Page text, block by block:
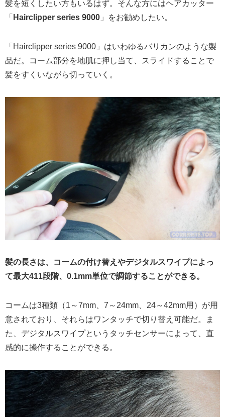
髪を短くしたい方もいるはず。そんな方にはヘアカッター
「 Hairclipper series 9000 」をお勧めしたい。
「Hairclipper series 9000」はいわゆるバリカンのような製
品だ。コーム部分を地肌に押し当て、スライドすることで
髪をすくいながら切っていく。
髪の長さは、コームの付け替えやデジタルスワイプによっ
て最大411段階、0.1mm単位で調節することができる。
コームは3種類（1～7mm、7～24mm、24～42mm用）が用
意されており、それらはワンタッチで切り替え可能だ。ま
た、デジタルスワイプというタッチセンサーによって、直
感的に操作することができる。